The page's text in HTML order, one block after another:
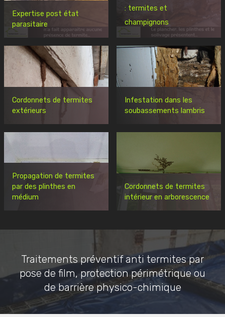
Expertise post état
parasitaire
: termites et
champignons
Cordonnets de termites
extérieurs
Infestation dans les
soubassements lambris
Propagation de termites
par des plinthes en
médium
Cordonnets de termites
intérieur en arborescence
Traitements préventif anti termites par
pose de film, protection périmétrique ou
de barrière physico-chimique